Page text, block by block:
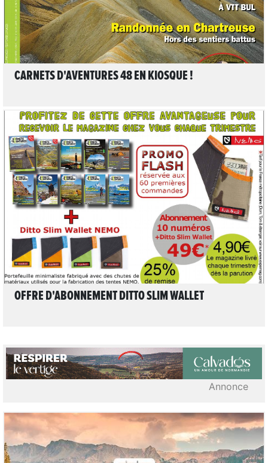
CARNETS D'AVENTURES 48 EN KIOSQUE !
LIRE L'ARTICLE
OFFRE D'ABONNEMENT DITTO SLIM WALLET
Annonce
2